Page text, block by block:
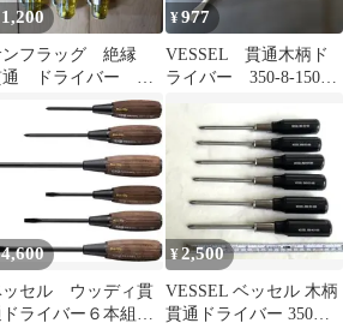
1,200
ンフラッグ 絶縁
通 ドライバー ➕1
➖2本 昭和 珍品
¥977
VESSEL 貫通木柄ド
ライバー 350-8-150
4,600
ッセル ウッディ貫
ドライバー６本組
¥2,500
VESSEL ベッセル 木柄
貫通ドライバー 350